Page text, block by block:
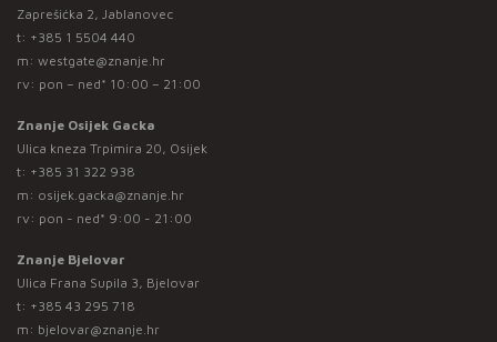
Zaprešićka 2, Jablanovec
t: +385 1 5504 440
m: westgate@znanje.hr
rv: pon – ned* 10:00 – 21:00
Znanje Osijek Gacka
Ulica kneza Trpimira 20, Osijek
t: +385 31 322 938
m: osijek.gacka@znanje.hr
rv: pon - ned* 9:00 - 21:00
Znanje Bjelovar
Ulica Frana Supila 3, Bjelovar
t: +385 43 295 718
m: bjelovar@znanje.hr